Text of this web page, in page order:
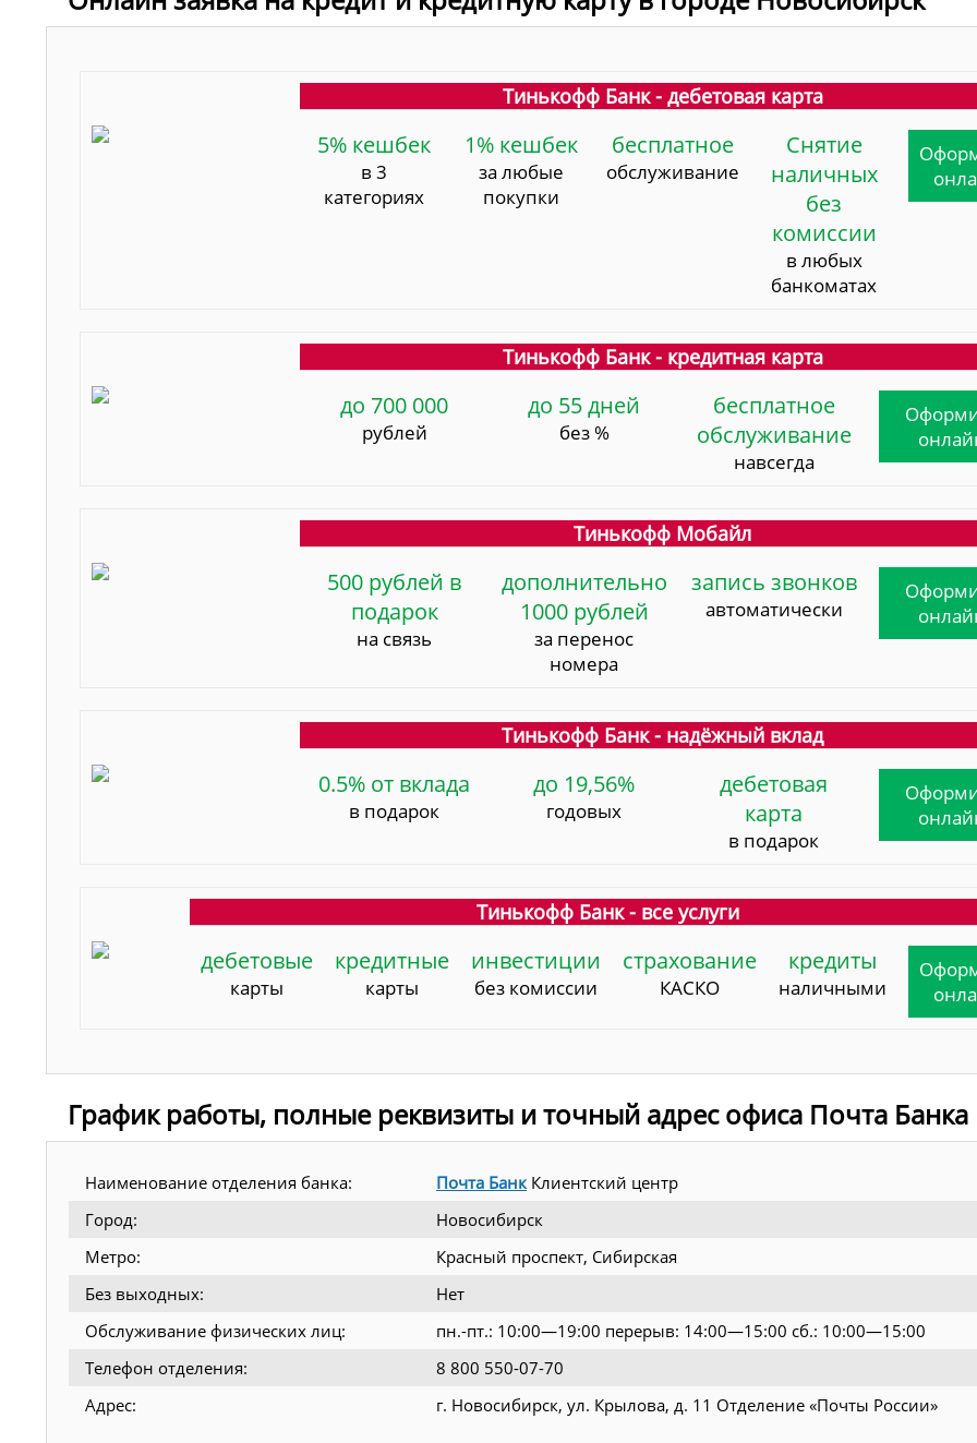
Тинькофф Банк - дебетовая карта
5% кешбек
в 3
категориях
1% кешбек
за любые
покупки
бесплатное
обслуживание
Снятие
наличных
без
комиссии
в любых
банкоматах
Тинькофф Банк - кредитная карта
до 700 000
рублей
до 55 дней
без %
бесплатное
обслуживание
навсегда
Тинькофф Мобайл
500 рублей в
подарок
на связь
дополнительно
1000 рублей
за перенос
номера
запись звонков
автоматически
Тинькофф Банк - надёжный вклад
0.5% от вклада
в подарок
до 19,56%
годовых
дебетовая
карта
в подарок
Тинькофф Банк - все услуги
дебетовые
карты
кредитные
карты
инвестиции
без комиссии
страхование
КАСКО
кредиты
наличными
График работы, полные реквизиты и точный адрес офиса Почта Банка
Наименование отделения банка: Почта Банк Клиентский центр
Город:
Новосибирск
Метро:
Красный проспект, Сибирская
Без выходных:
Нет
Обслуживание физических лиц:
пн.-пт.: 10:00—19:00 перерыв: 14:00—15:00 сб.: 10:00—15:00
Телефон отделения:
8 800 550-07-70
Адрес:
г. Новосибирск, ул. Крылова, д. 11 Отделение «Почты России»